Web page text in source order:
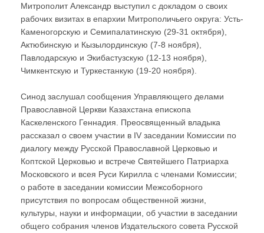
Митрополит Александр выступил с докладом о своих
рабочих визитах в епархии Митрополичьего округа: Усть-
Каменогорскую и Семипалатинскую (29-31 октября),
Актюбинскую и Кызылординскую (7-8 ноября),
Павлодарскую и Экибастузскую (12-13 ноября),
Чимкентскую и Туркестанкую (19-20 ноября).
Синод заслушал сообщения Управляющего делами
Православной Церкви Казахстана епископа
Каскеленского Геннадия. Преосвященный владыка
рассказал о своем участии в IV заседании Комиссии по
диалогу между Русской Православной Церковью и
Коптской Церковью и встрече Святейшего Патриарха
Московского и всея Руси Кирилла с членами Комиссии;
о работе в заседании комиссии Межсоборного
присутствия по вопросам общественной жизни,
культуры, науки и информации, об участии в заседании
общего собрания членов Издательского совета Русской